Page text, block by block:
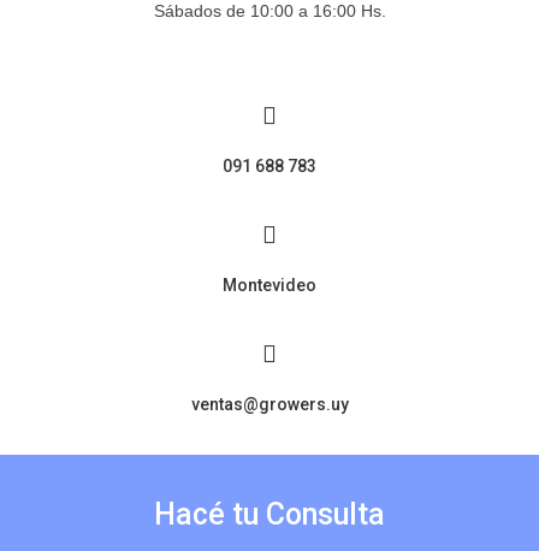
Sábados de 10:00 a 16:00 Hs.
091 688 783
Montevideo
ventas@growers.uy
Hacé tu Consulta